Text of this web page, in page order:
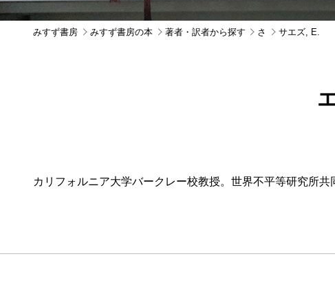
みすず書房 みすず書房の本 著者・訳者から探す さ サエズ, E.
カリフォルニア大学バークレー校教授。世界不平等研究所共